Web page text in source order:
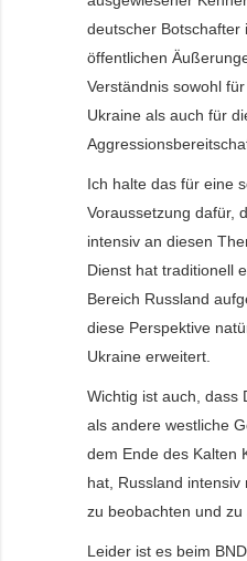
deutscher Botschafter
öffentlichen
Verständnis sowohl
Ukraine als auch für
Ich halte das für eine
Voraussetzung dafür,
intensiv an diesen
Dienst hat traditionell
Bereich Russland
diese Perspektive
Ukraine erweitert.
Wichtig ist auch, dass
als andere westliche
dem Ende des Kalten
hat, Russland intensiv
zu beobachten und zu
Leider ist es beim